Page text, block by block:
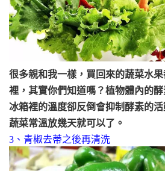
很多親和我一樣，買回來的蔬菜水
裡，其實你們知道嗎？植物體內的酵
冰箱裡的溫度卻反倒會抑制酵素的
蔬菜常溫放幾天就可以了。
3、青椒去蒂之後再清洗